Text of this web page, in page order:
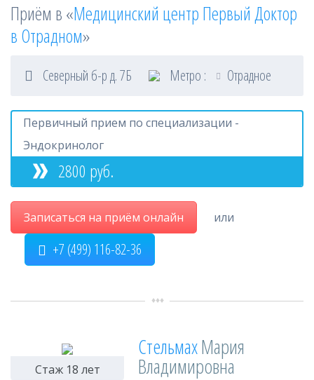
Приём в «Медицинский центр Первый Доктор
в Отрадном»
Северный б-р д. 7Б Метро : Отрадное
Первичный прием по специализации -
Эндокринолог
2800 руб.
Записаться на приём онлайн или
+7 (499) 116-82-36
Стаж 18 лет
СтельмахМария
Владимировна